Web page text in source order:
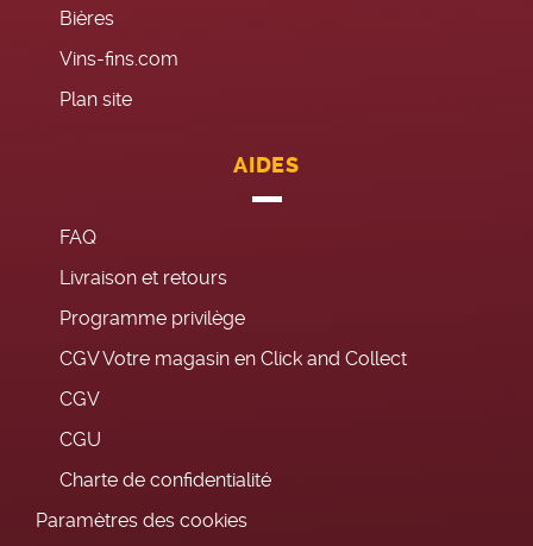
Bières
Vins-fins.com
Plan site
AIDES
FAQ
Livraison et retours
Programme privilège
CGV Votre magasin en Click and Collect
CGV
CGU
Charte de confidentialité
Paramètres des cookies